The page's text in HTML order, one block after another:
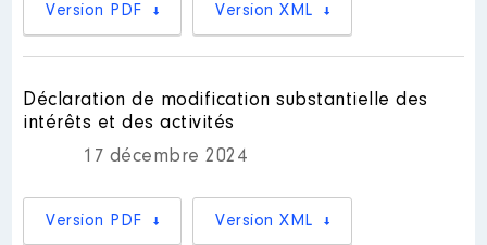
Version PDF Version XML
Déclaration de modification substantielle des
intérêts et des activités
17 décembre 2024
Version PDF Version XML